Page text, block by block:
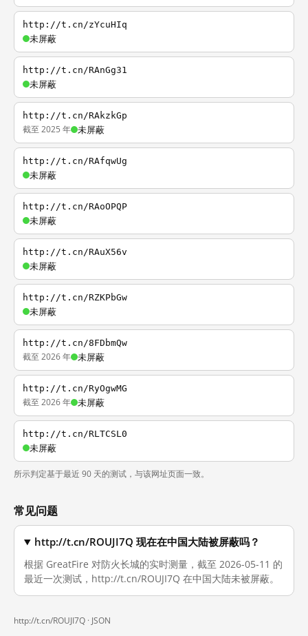
http://t.cn/zYcuHIq
未屏蔽
http://t.cn/RAnGg31
未屏蔽
http://t.cn/RAkzkGp
截至 2025 年 未屏蔽
http://t.cn/RAfqwUg
未屏蔽
http://t.cn/RAoOPQP
未屏蔽
http://t.cn/RAuX56v
未屏蔽
http://t.cn/RZKPbGw
未屏蔽
http://t.cn/8FDbmQw
截至 2026 年 未屏蔽
http://t.cn/RyOgwMG
截至 2026 年 未屏蔽
http://t.cn/RLTCSL0
未屏蔽
所示判定基于最近 90 天的测试，与该网址页面一致。
常见问题
http://t.cn/ROUJI7Q 现在在中国大陆被屏蔽吗？
根据 GreatFire 对防火长城的实时测量，截至 2026-05-11 的
最近一次测试，http://t.cn/ROUJI7Q 在中国大陆未被屏蔽。
http://t.cn/ROUJI7Q · JSON